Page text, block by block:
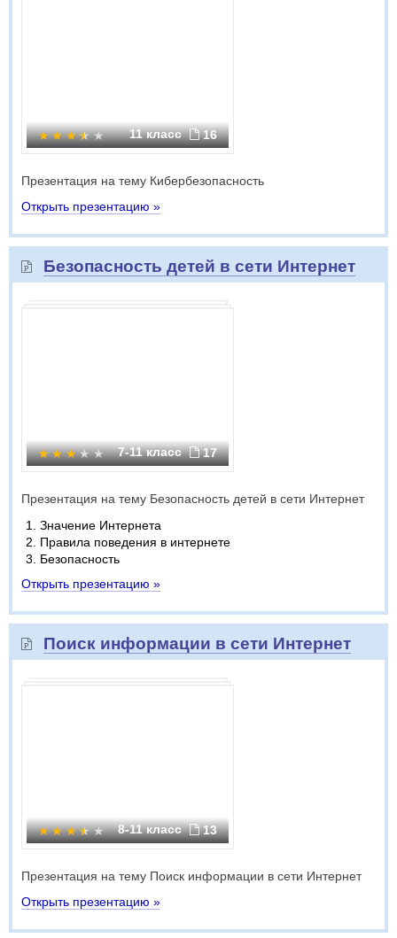
11 класс 16
Презентация на тему Кибербезопасность
Открыть презентацию »
Безопасность детей в сети Интернет
7-11 класс 17
Презентация на тему Безопасность детей в сети Интернет
Значение Интернета
Правила поведения в интернете
Безопасность
Открыть презентацию »
Поиск информации в сети Интернет
8-11 класс 13
Презентация на тему Поиск информации в сети Интернет
Открыть презентацию »